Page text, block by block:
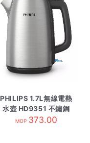
PHILIPS 1.7L無線電熱
水壺 HD9351 不鏽鋼
MOP 373.00